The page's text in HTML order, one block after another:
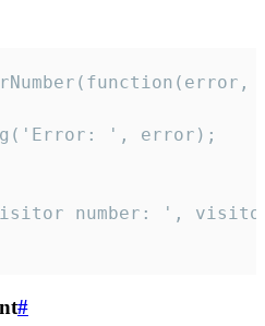
', error);
number: ',
#